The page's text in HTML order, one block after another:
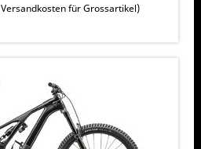
Versandkosten für Grossartikel)